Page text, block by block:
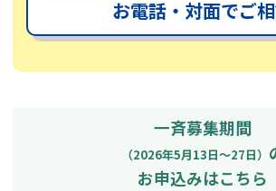
お電話・対面でご
一斉募集期間
（2026年5月13日～27日）
お申込みはこちら